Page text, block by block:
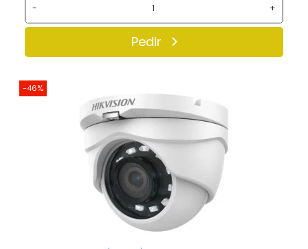
- +
Pedir
-46%